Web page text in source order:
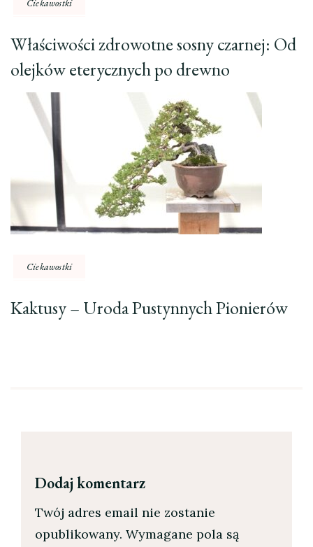
Ciekawostki
Właściwości zdrowotne sosny czarnej: Od
olejków eterycznych po drewno
Ciekawostki
Kaktusy – Uroda Pustynnych Pionierów
Dodaj komentarz
Twój adres email nie zostanie
opublikowany. Wymagane pola są